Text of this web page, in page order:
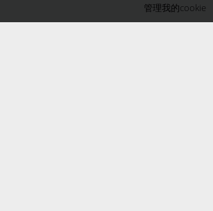
管理我的cookie